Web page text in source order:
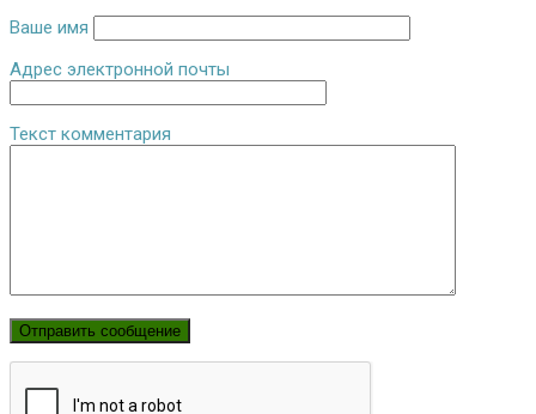
Ваше имя
Адрес электронной почты
Текст комментария